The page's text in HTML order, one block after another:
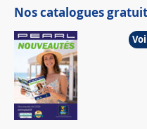
Nos catalogues